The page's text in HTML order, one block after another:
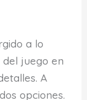
a lo
juego en
A
opciones.